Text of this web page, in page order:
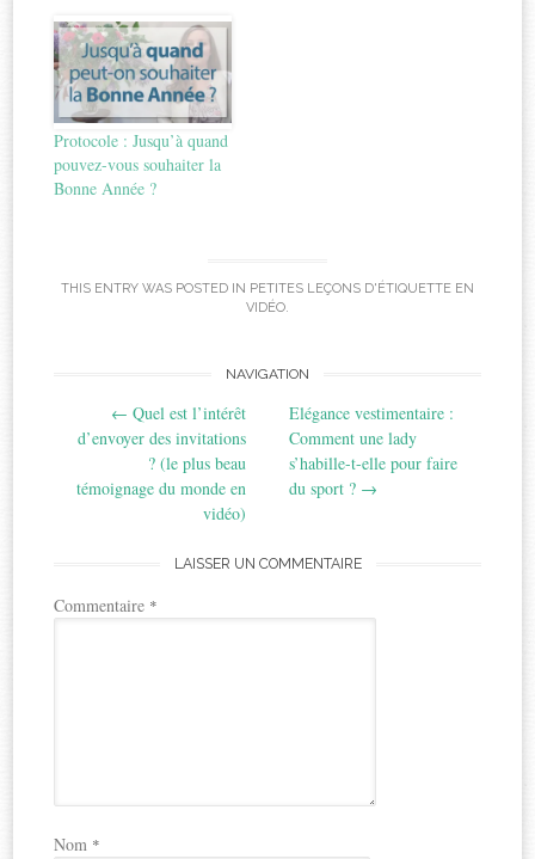
Protocole : Jusqu’à quand
pouvez-vous souhaiter la
Bonne Année ?
THIS ENTRY WAS POSTED IN PETITES LEÇONS D'ÉTIQUETTE EN
VIDÉO.
navigation
NAVIGATION
← Quel est l’intérêt
d’envoyer des invitations
? (le plus beau
témoignage du monde en
vidéo)
Elégance vestimentaire :
Comment une lady
s’habille-t-elle pour faire
du sport ? →
LAISSER UN COMMENTAIRE
Commentaire *
Nom *